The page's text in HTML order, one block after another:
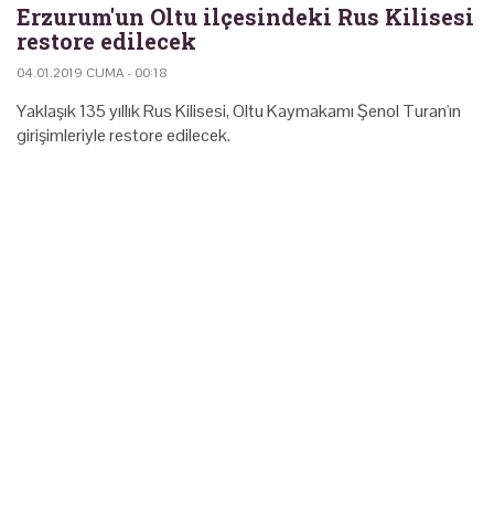
Erzurum'un Oltu ilçesindeki Rus Kilisesi
restore edilecek
04.01.2019 CUMA - 00:18
Yaklaşık 135 yıllık Rus Kilisesi, Oltu Kaymakamı Şenol Turan'ın
girişimleriyle restore edilecek.